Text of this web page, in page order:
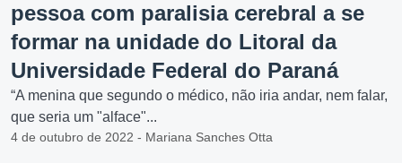
pessoa com paralisia cerebral a se
formar na unidade do Litoral da
Universidade Federal do Paraná
“A menina que segundo o médico, não iria andar, nem falar,
que seria um "alface"...
4 de outubro de 2022 - Mariana Sanches Otta